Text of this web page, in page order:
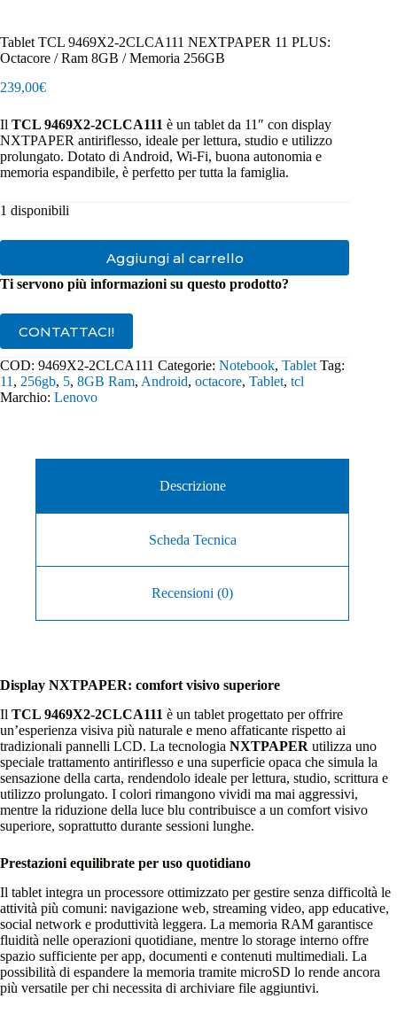
Tablet TCL 9469X2-2CLCA111 NEXTPAPER 11 PLUS:
Octacore / Ram 8GB / Memoria 256GB
239,00€
Il TCL 9469X2‑2CLCA111 è un tablet da 11″ con display
NXTPAPER antiriflesso, ideale per lettura, studio e utilizzo
prolungato. Dotato di Android, Wi‑Fi, buona autonomia e
memoria espandibile, è perfetto per tutta la famiglia.
1 disponibili
Aggiungi al carrello
Ti servono più informazioni su questo prodotto?
CONTATTACI!
COD: 9469X2‑2CLCA111 Categorie: Notebook, Tablet Tag:
11 , 256gb, 5, 8GB Ram, Android, octacore, Tablet, tcl
Marchio: Lenovo
Descrizione
Scheda Tecnica
Recensioni (0)
Display NXTPAPER: comfort visivo superiore
Il TCL 9469X2‑2CLCA111 è un tablet progettato per offrire
un’esperienza visiva più naturale e meno affaticante rispetto ai
tradizionali pannelli LCD. La tecnologia NXTPAPER utilizza uno
speciale trattamento antiriflesso e una superficie opaca che simula la
sensazione della carta, rendendolo ideale per lettura, studio, scrittura e
utilizzo prolungato. I colori rimangono vividi ma mai aggressivi,
mentre la riduzione della luce blu contribuisce a un comfort visivo
superiore, soprattutto durante sessioni lunghe.
Prestazioni equilibrate per uso quotidiano
Il tablet integra un processore ottimizzato per gestire senza difficoltà le
attività più comuni: navigazione web, streaming video, app educative,
social network e produttività leggera. La memoria RAM garantisce
fluidità nelle operazioni quotidiane, mentre lo storage interno offre
spazio sufficiente per app, documenti e contenuti multimediali. La
possibilità di espandere la memoria tramite microSD lo rende ancora
più versatile per chi necessita di archiviare file aggiuntivi.